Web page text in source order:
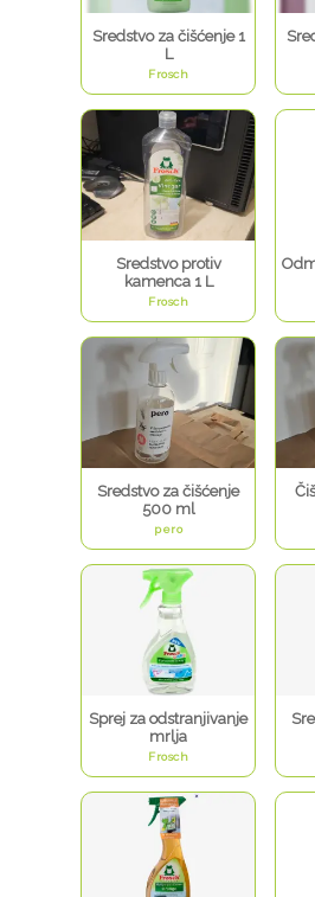
Sredstvo za čišćenje 1
L
Frosch
Sredstvo protiv
kamenca 1 L
Frosch
Sredstvo za čišćenje
500 ml
pero
Sprej za odstranjivanje
mrlja
Frosch